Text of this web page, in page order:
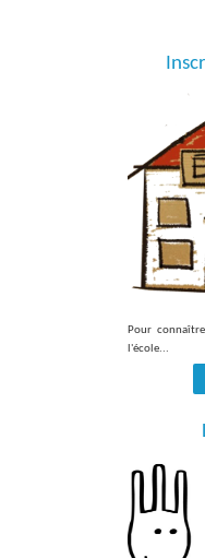
Pour
l'école...